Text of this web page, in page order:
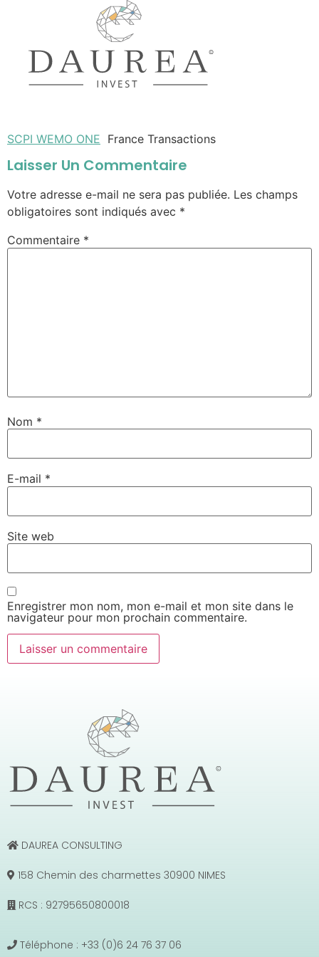
SCPI WEMO ONE France Transactions
Laisser Un Commentaire
Votre adresse e-mail ne sera pas publiée. Les champs
obligatoires sont indiqués avec *
Commentaire *
Nom *
E-mail *
Site web
Enregistrer mon nom, mon e-mail et mon site dans le
navigateur pour mon prochain commentaire.
DAUREA CONSULTING
158 Chemin des charmettes 30900 NIMES
RCS : 92795650800018
Téléphone : +33 (0)6 24 76 37 06